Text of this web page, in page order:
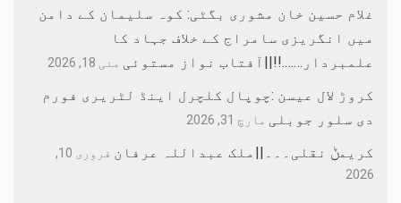
غلام حسین خان مشوری بگٹی: کوہ سلیمان کے دامن
میں انگریزی سامراج کے خلاف جہاد کا
علمبردار…….!!||آفتاب نواز مستوئی مئی 18, 2026
کروڑ لال عیسن :چوپال کلچرل اینڈ لٹریری فورم
دی سلور جوبلی مارچ 31, 2026
کریمݨ نقلی۔۔۔||ملک عبداللہ عرفان
فروری 10,
2026